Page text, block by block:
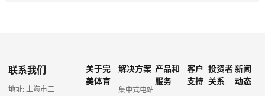
联系我们
地址: 上海市三
关于完
美体育
解决方案
集中式电站
产品和
服务
客户
支持
投资者
关系
新闻
动态